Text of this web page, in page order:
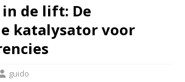
in de lift: De
katalysator voor
guido